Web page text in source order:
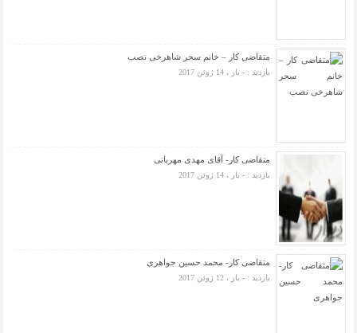
متقاضی کار – خانم سحر شاهرخی نصب
بازدید : - بار ، 14 ژوئن 2017
متقاضی کار- آقای مهدی مهربانی
بازدید : - بار ، 14 ژوئن 2017
متقاضی کار- محمد حسین جواهری
بازدید : - بار ، 12 ژوئن 2017